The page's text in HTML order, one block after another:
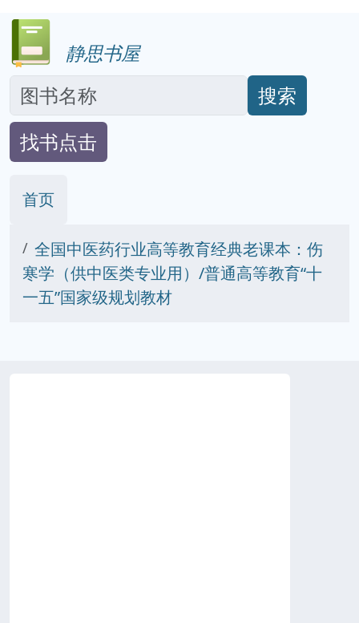
静思书屋
搜索
找书点击
首页
全国中医药行业高等教育经典老课本：伤
寒学（供中医类专业用）/普通高等教育“十
一五”国家级规划教材